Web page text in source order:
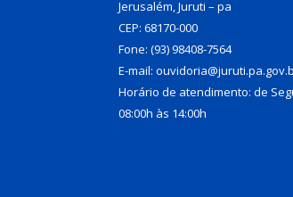
Jerusalém, Juruti – pa
CEP: 68170-000
Fone: (93) 98408-7564
E-mail:
Horário de atendimento: de
08:00h às 14:00h